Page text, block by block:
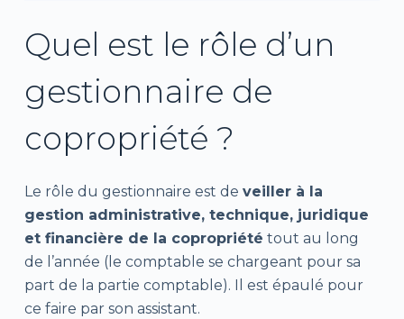
Quel est le rôle d’un
gestionnaire de
copropriété ?
Le rôle du gestionnaire est de veiller à la
gestion administrative, technique, juridique
et financière de la copropriété tout au long
de l’année (le comptable se chargeant pour sa
part de la partie comptable). Il est épaulé pour
ce faire par son assistant.